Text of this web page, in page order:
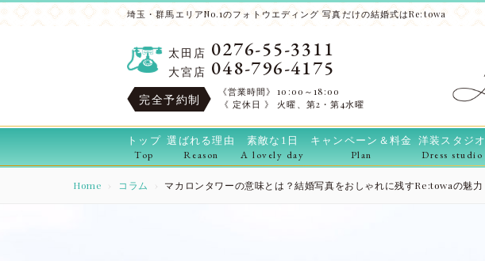
埼玉・群馬エリアNo.1のフォトウエディング 写真だけの結婚式はRe:towa
太田店 0276-55-3311
大宮店 048-796-4175
完全予約制
《営業時間》
10:00～18:00
《 定休日 》
火曜、第2・第4水曜
トップ
Top
選ばれる理由
Reason
素敵な1日
A lovely day
キャンペーン＆料金
Plan
洋装スタジオ
Dress studio
Home コラム マカロンタワーの意味とは？結婚写真をおしゃれに残すRe:towaの魅力